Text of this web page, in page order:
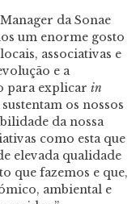
da Sonae
um enorme gosto
associativas e
e a
para explicar in
os nossos
da nossa
como esta que
elevada qualidade
que fazemos e que,
ambiental e